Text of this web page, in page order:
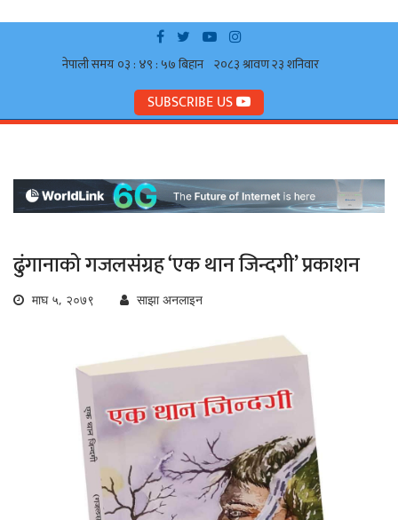
SUBSCRIBE US
ढुंगानाको गजलसंग्रह ‘एक थान जिन्दगी’ प्रकाशन
माघ ५, २०७९ साझा अनलाइन